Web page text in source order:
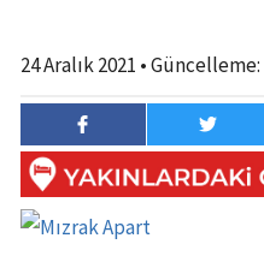
24 Aralık 2021 • Güncelleme: